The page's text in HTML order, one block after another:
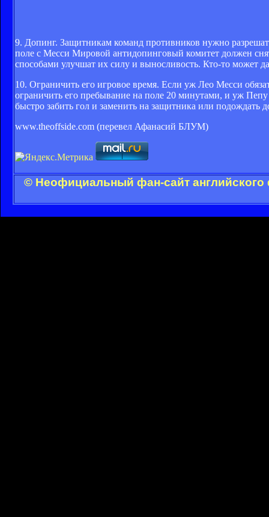
9. Допинг. Защитникам команд противников нужно
поле с Месси Мировой антидопинговый комитет должен
способами улучшат их силу и выносливость. Кто-то может
10. Ограничить его игровое время. Если уж Лео Месси
ограничить его пребывание на поле 20 минутами, и уж Пепу
быстро забить гол и заменить на защитника или подождать
www.theoffside.com (перевел Афанасий БЛУМ)
© Неофициальный фан-сайт английского